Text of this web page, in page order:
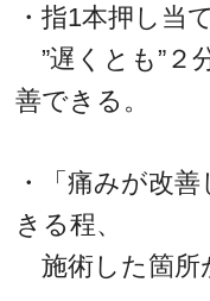
・指1本押し当
”遅くとも”２
善できる。
・「痛みが改
きる程、
施術した箇所